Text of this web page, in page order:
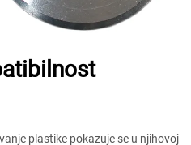
plastike pokazuje se u njihovoj